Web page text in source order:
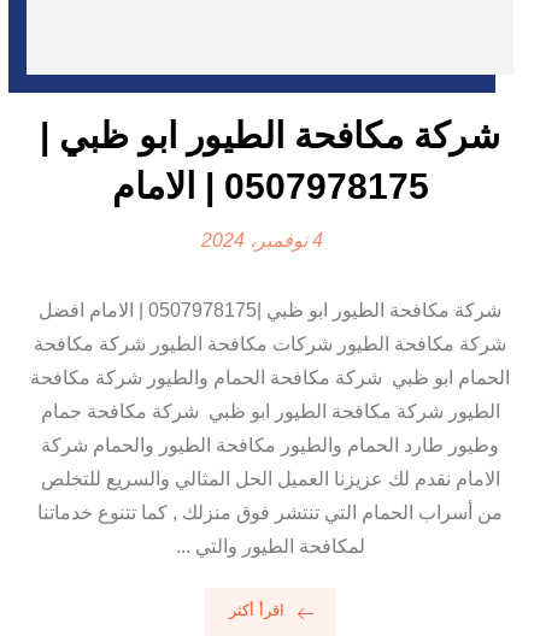
شركة مكافحة الطيور ابو ظبي |
0507978175 | الامام
4 نوفمبر، 2024
شركة مكافحة الطيور ابو ظبي |0507978175 | الامام افضل
شركة مكافحة الطيور شركات مكافحة الطيور شركة مكافحة
الحمام ابو ظبي شركة مكافحة الحمام والطيور شركة مكافحة
الطيور شركة مكافحة الطيور ابو ظبي شركة مكافحة حمام
وطيور طارد الحمام والطيور مكافحة الطيور والحمام شركة
الامام نقدم لك عزيزنا العميل الحل المثالي والسريع للتخلص
من أسراب الحمام التي تنتشر فوق منزلك , كما تتنوع خدماتنا
لمكافحة الطيور والتي ...
اقرأ أكثر